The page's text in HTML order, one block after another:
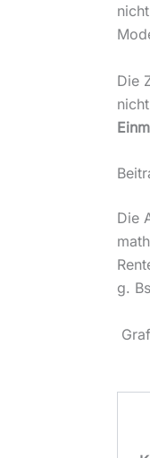
Die
Die
g.